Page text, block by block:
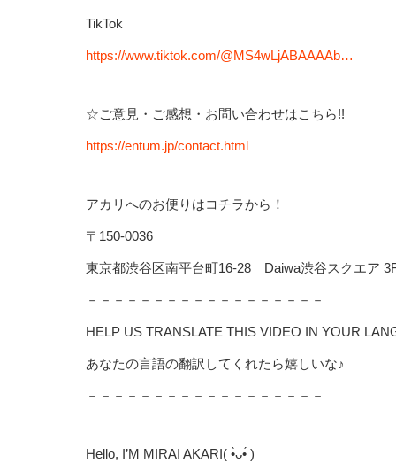
TikTok
https://www.tiktok.com/@MS4wLjABAAAAb…
☆ご意見・ご感想・お問い合わせはこちら!!
https://entum.jp/contact.html
アカリへのお便りはコチラから！
〒150-0036
東京都渋谷区南平台町16-28 Daiwa渋谷スクエア
－－－－－－－－－－－－－－－－－－
HELP US TRANSLATE THIS VIDEO IN YOUR
あなたの言語の翻訳してくれたら嬉しいな♪
－－－－－－－－－－－－－－－－－－
Hello, I’M MIRAI AKARI( •̀ᴗ•́ )ゞ